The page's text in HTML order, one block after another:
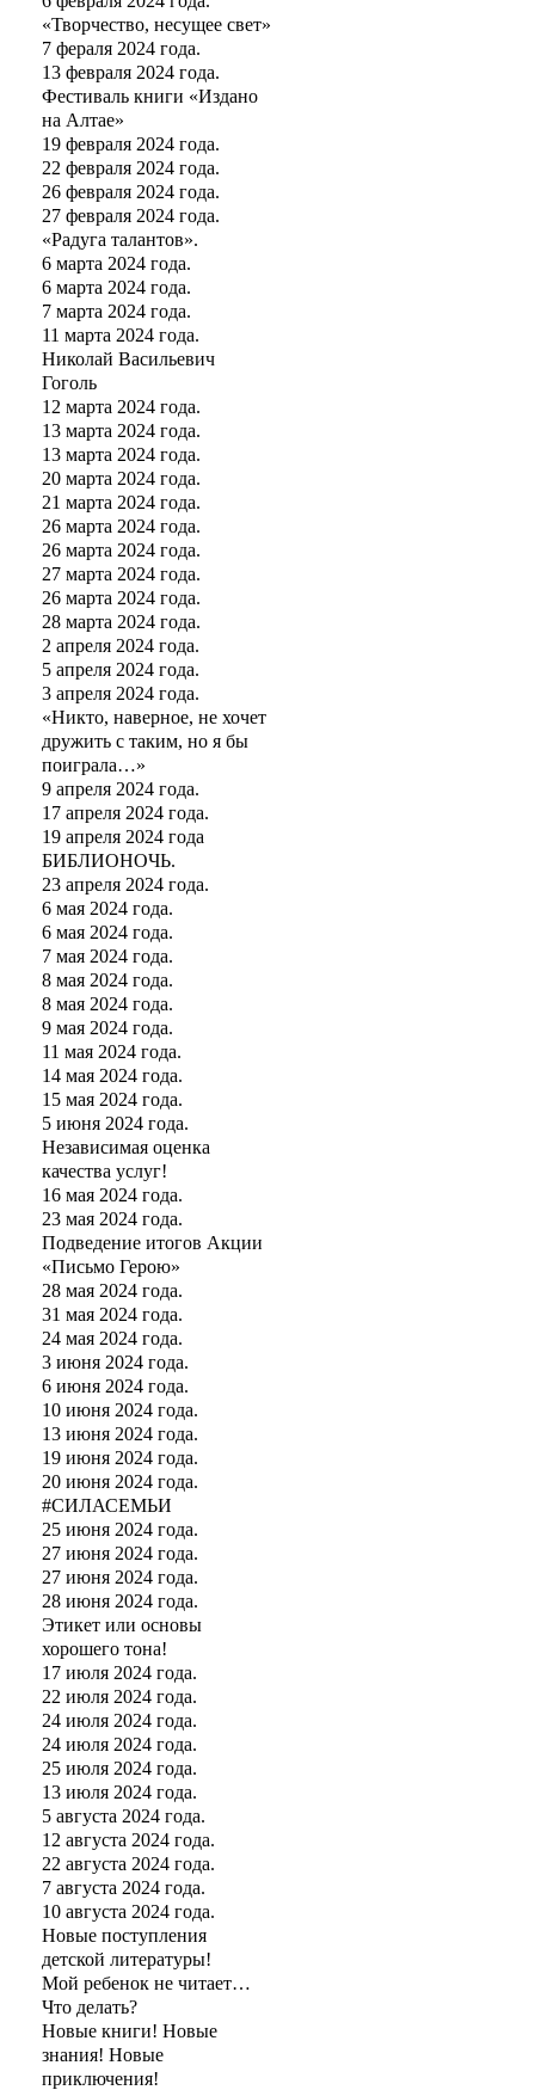
«Творчество, несущее свет»
7 фераля 2024 года.
13 февраля 2024 года.
Фестиваль книги «Издано
на Алтае»
19 февраля 2024 года.
22 февраля 2024 года.
26 февраля 2024 года.
27 февраля 2024 года.
«Радуга талантов».
6 марта 2024 года.
6 марта 2024 года.
7 марта 2024 года.
11 марта 2024 года.
Николай Васильевич
Гоголь
12 марта 2024 года.
13 марта 2024 года.
13 марта 2024 года.
20 марта 2024 года.
21 марта 2024 года.
26 марта 2024 года.
26 марта 2024 года.
27 марта 2024 года.
26 марта 2024 года.
28 марта 2024 года.
2 апреля 2024 года.
5 апреля 2024 года.
3 апреля 2024 года.
«Никто, наверное, не хочет
дружить с таким, но я бы
поиграла…»
9 апреля 2024 года.
17 апреля 2024 года.
19 апреля 2024 года
БИБЛИОНОЧЬ.
23 апреля 2024 года.
6 мая 2024 года.
6 мая 2024 года.
7 мая 2024 года.
8 мая 2024 года.
8 мая 2024 года.
9 мая 2024 года.
11 мая 2024 года.
14 мая 2024 года.
15 мая 2024 года.
5 июня 2024 года.
Независимая оценка
качества услуг!
16 мая 2024 года.
23 мая 2024 года.
Подведение итогов Акции
«Письмо Герою»
28 мая 2024 года.
31 мая 2024 года.
24 мая 2024 года.
3 июня 2024 года.
6 июня 2024 года.
10 июня 2024 года.
13 июня 2024 года.
19 июня 2024 года.
20 июня 2024 года.
#СИЛАСЕМЬИ
25 июня 2024 года.
27 июня 2024 года.
27 июня 2024 года.
28 июня 2024 года.
Этикет или основы
хорошего тона!
17 июля 2024 года.
22 июля 2024 года.
24 июля 2024 года.
24 июля 2024 года.
25 июля 2024 года.
13 июля 2024 года.
5 августа 2024 года.
12 августа 2024 года.
22 августа 2024 года.
7 августа 2024 года.
10 августа 2024 года.
Новые поступления
детской литературы!
Мой ребенок не читает…
Что делать?
Новые книги! Новые
знания! Новые
приключения!